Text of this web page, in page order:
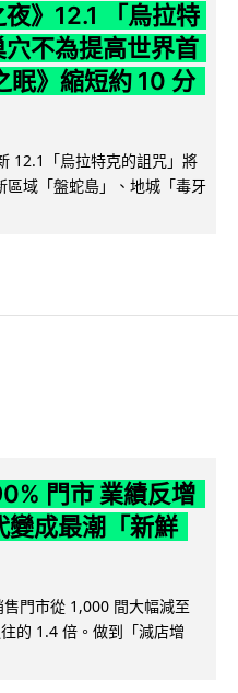
夜》12.1 「烏拉特
不為提高世界首
眠》縮短約 10 分
12.1「烏拉特克的詛咒」將
域「盤蛇島」、地城「毒牙
門市 業績反增
變成最潮「新鮮
門市從 1,000 間大幅減至
的 1.4 倍。做到「減店增